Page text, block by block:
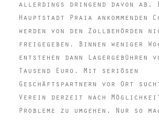
allerdings dringend davon ab.
Hauptstadt Praia ankommenden
werden von den Zollbehörden
freigegeben. Binnen weniger
entstehen dann Lagergebühren
Tausend Euro. Mit seriösen
Geschäftspartnern vor Ort
Verein derzeit nach
Probleme zu umgehen. Nur so